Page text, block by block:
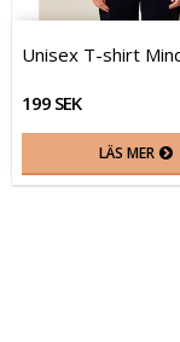
Unisex T-shirt
199 SEK
LÄS MER